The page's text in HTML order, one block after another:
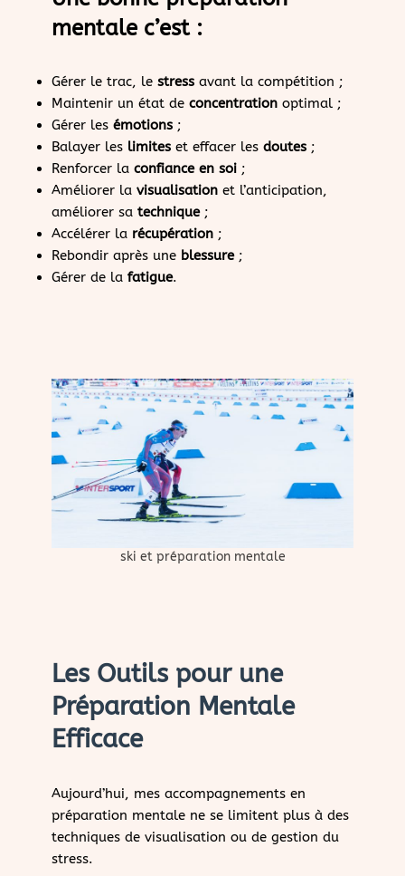
mentale c’est :
Gérer le trac, le stressavant la compétition ;
Maintenir un état de concentrationoptimal ;
Gérer les émotions;
Balayer les limiteset effacer les doutes;
Renforcer la confiance en soi;
Améliorer la visualisationet l’anticipation,
améliorer sa technique;
Accélérer la récupération;
Rebondir après une blessure;
Gérer de la fatigue.
ski et préparation mentale
Les Outils pour une
Préparation Mentale
Efficace
Aujourd’hui, mes accompagnements en
préparation mentale ne se limitent plus à des
techniques de visualisation ou de gestion du
stress.